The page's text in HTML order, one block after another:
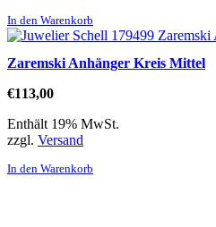
In den Warenkorb
Zaremski Anhänger Kreis Mittel
€113,00
Enthält 19% MwSt.
zzgl. Versand
In den Warenkorb